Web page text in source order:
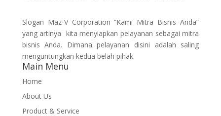
Slogan Maz-V Corporation “Kami Mitra Bisnis Anda”
yang artinya kita menyiapkan pelayanan sebagai mitra
bisnis Anda. Dimana pelayanan disini adalah saling
menguntungkan kedua belah pihak.
Main Menu
Home
About Us
Product & Service